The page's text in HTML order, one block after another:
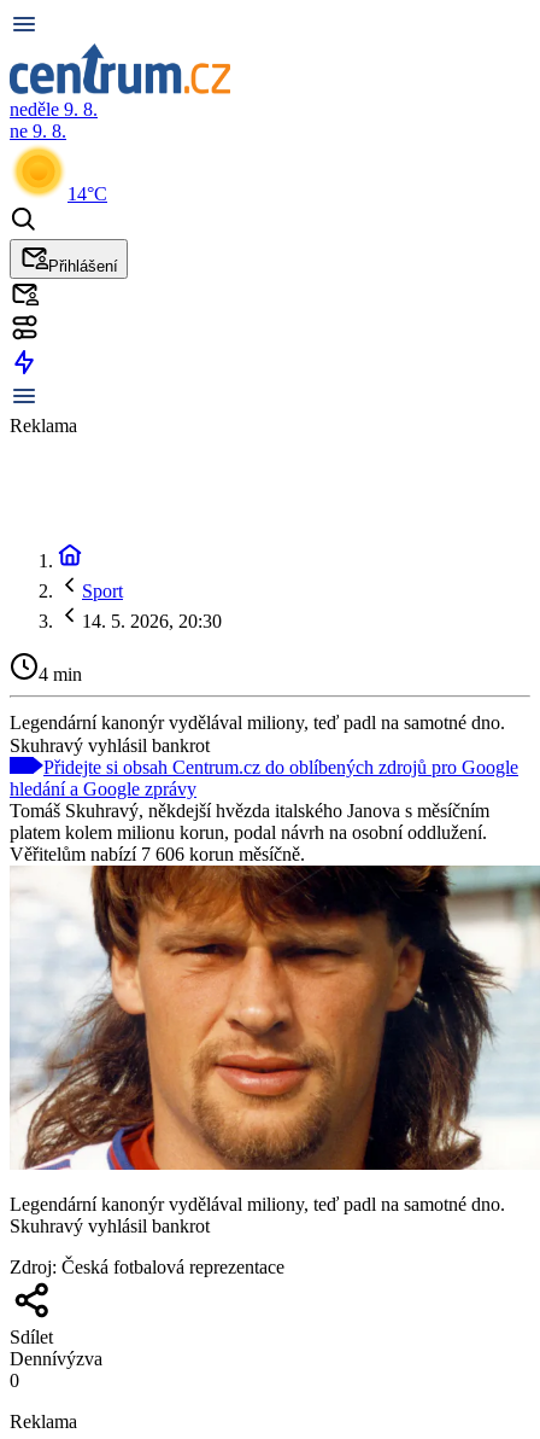
neděle 9. 8.
ne 9. 8.
14°C
Přihlášení
Reklama
Sport
14. 5. 2026, 20:30
4 min
Legendární kanonýr vydělával miliony, teď padl na samotné dno.
Skuhravý vyhlásil bankrot
Přidejte si obsah Centrum.cz do oblíbených zdrojů pro Google
hledání a Google zprávy
Tomáš Skuhravý, někdejší hvězda italského Janova s měsíčním
platem kolem milionu korun, podal návrh na osobní oddlužení.
Věřitelům nabízí 7 606 korun měsíčně.
Legendární kanonýr vydělával miliony, teď padl na samotné dno.
Skuhravý vyhlásil bankrot
Zdroj: Česká fotbalová reprezentace
Sdílet
Dennívýzva
0
Reklama